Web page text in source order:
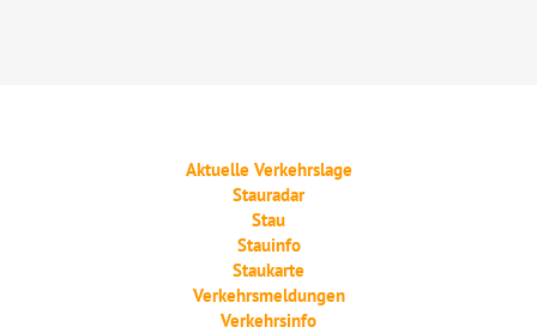
Aktuelle Verkehrslage
Stauradar
Stau
Stauinfo
Staukarte
Verkehrsmeldungen
Verkehrsinfo